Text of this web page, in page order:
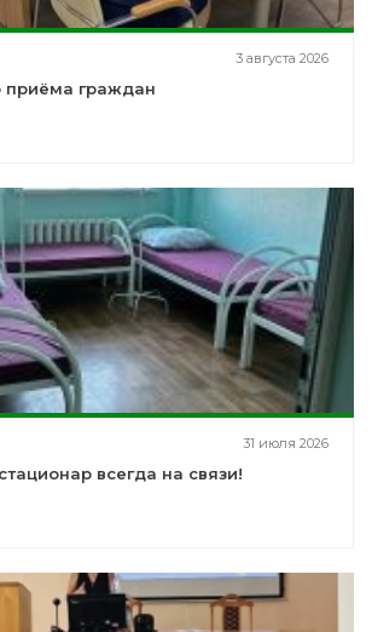
3 августа 2026
приёма граждан
31 июля 2026
всегда на связи!